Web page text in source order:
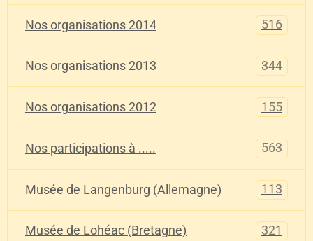
Nos organisations 2014 516
Nos organisations 2013 344
Nos organisations 2012 155
Nos participations à ..... 563
Musée de Langenburg (Allemagne) 113
Musée de Lohéac (Bretagne) 321